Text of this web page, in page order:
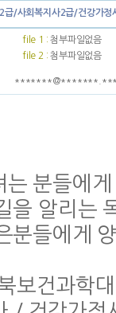
/사회복지사2급/건강가
file 1 :첨부파일없음
file 2 :첨부파일없음
는 분들에
을 알리는
분들에게
보건과학